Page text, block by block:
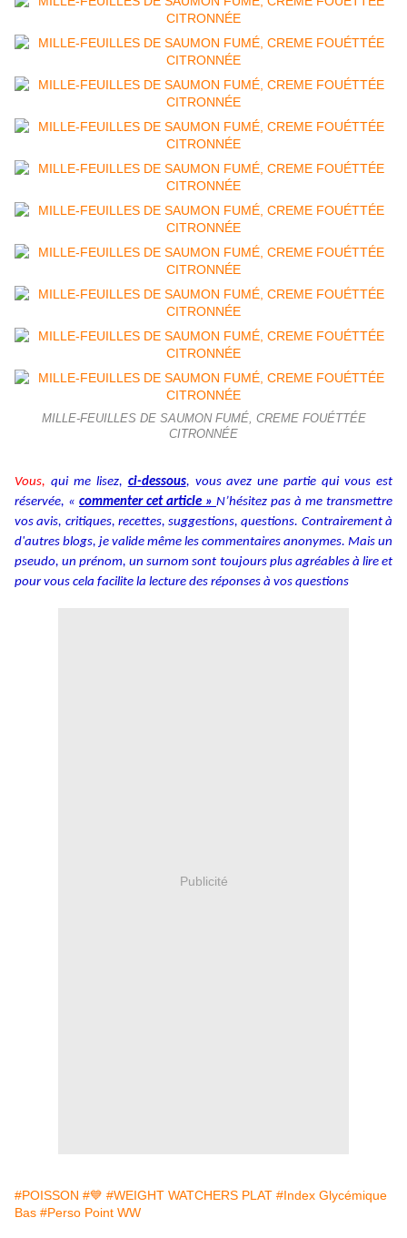
MILLE-FEUILLES DE SAUMON FUMÉ, CREME FOUÉTTÉE
CITRONNÉE
Vous, qui me lisez, ci-dessous, vous avez une partie qui vous est
réservée, « commenter cet article » N’hésitez pas à me transmettre
vos avis, critiques, recettes, suggestions, questions. Contrairement à
d'autres blogs, je valide même les commentaires anonymes. Mais un
pseudo, un prénom, un surnom sont toujours plus agréables à lire et
pour vous cela facilite la lecture des réponses à vos questions
Publicité
#POISSON #💙 #WEIGHT WATCHERS PLAT #Index Glycémique
Bas #Perso Point WW